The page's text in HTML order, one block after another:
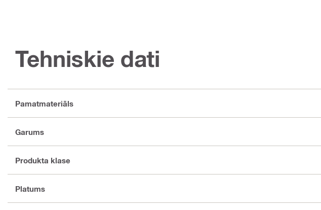
Tehniskie dati
Pamatmateriāls
Garums
Produkta klase
Platums